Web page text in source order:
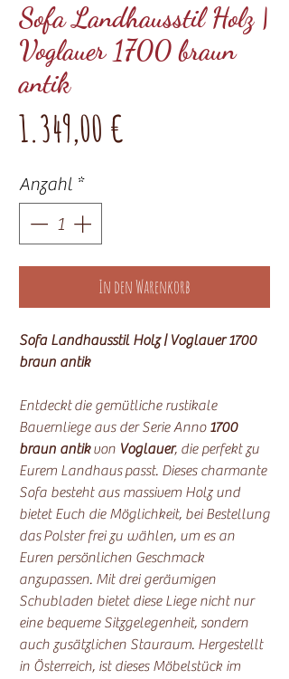
Sofa Landhausstil Holz |
Voglauer 1700 braun
antik
1.349,00 €
Anzahl *
In den Warenkorb
Sofa Landhausstil Holz | Voglauer 1700
braun antik
Entdeckt die gemütliche rustikale
Bauernliege aus der Serie Anno 1700
braun antikvon Voglauer, die perfekt zu
Eurem Landhaus passt. Dieses charmante
Sofa besteht aus massivem Holz und
bietet Euch die Möglichkeit, bei Bestellung
das Polster frei zu wählen, um es an
Euren persönlichen Geschmack
anzupassen. Mit drei geräumigen
Schubladen bietet diese Liege nicht nur
eine bequeme Sitzgelegenheit, sondern
auch zusätzlichen Stauraum. Hergestellt
in Österreich, ist dieses Möbelstück im